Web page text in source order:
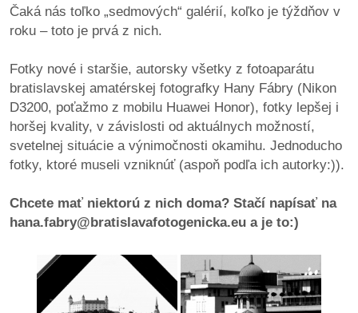
protesty
granty
pozvánky
Historický
kalendár
zákony
Čaká nás toľko „sedmových“ galérií, koľko je týždňov v
roku – toto je prvá z nich.
Fotky nové i staršie, autorsky všetky z fotoaparátu
bratislavskej amatérskej fotografky Hany Fábry (Nikon
D3200, poťažmo z mobilu Huawei Honor), fotky lepšej i
horšej kvality, v závislosti od aktuálnych možností,
svetelnej situácie a výnimočnosti okamihu. Jednoducho
fotky, ktoré museli vzniknúť (aspoň podľa ich autorky:)).
Chcete mať niektorú z nich doma? Stačí napísať na
hana.fabry@bratislavafotogenicka.eu a je to:)